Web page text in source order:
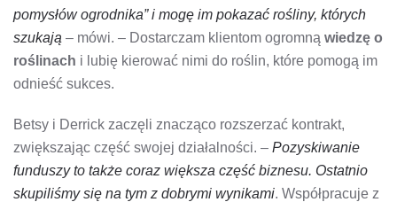
pomysłów ogrodnika” i mogę im pokazać rośliny, których
szukają – mówi. – Dostarczam klientom ogromną wiedzę o
roślinach i lubię kierować nimi do roślin, które pomogą im
odnieść sukces.
Betsy i Derrick zaczęli znacząco rozszerzać kontrakt,
zwiększając część swojej działalności. – Pozyskiwanie
funduszy to także coraz większa część biznesu. Ostatnio
skupiliśmy się na tym z dobrymi wynikami. Współpracuje z